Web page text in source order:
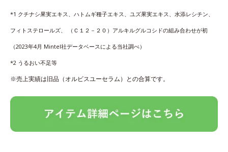
*1 クチナシ果実エキス、ハトムギ種子エキス、ユズ果実エキス、水添レシチン、
フィトステロールズ、 （Ｃ１２－２０）アルキルグルコシドの組み合わせが初
（2023年4月 Mintel社データベースによる当社調べ）
*2 うるおい不足等
※売上実績は旧品（オルビスユーセラム）との合算です。